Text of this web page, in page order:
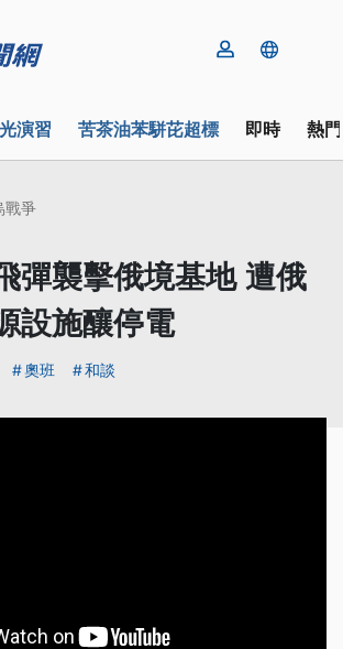
演習 苦茶油苯駢芘超標 即時 熱
戰爭
彈襲擊俄境基地 遭俄
設施釀停電
奧班 和談